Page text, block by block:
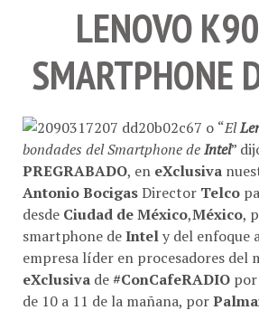
LENOVO
SMARTPHONE
“El
bondades del Smartphone deIntel”
PREGRABADO, en eXclusiva
Antonio BocigasDirector Telco
desde Ciudad de México,México,
smartphone deIntel y del enfoque a
empresa líder en procesadores del
eXclusiva de#ConCafeRADIO por
de 10 a 11 de la mañana, por